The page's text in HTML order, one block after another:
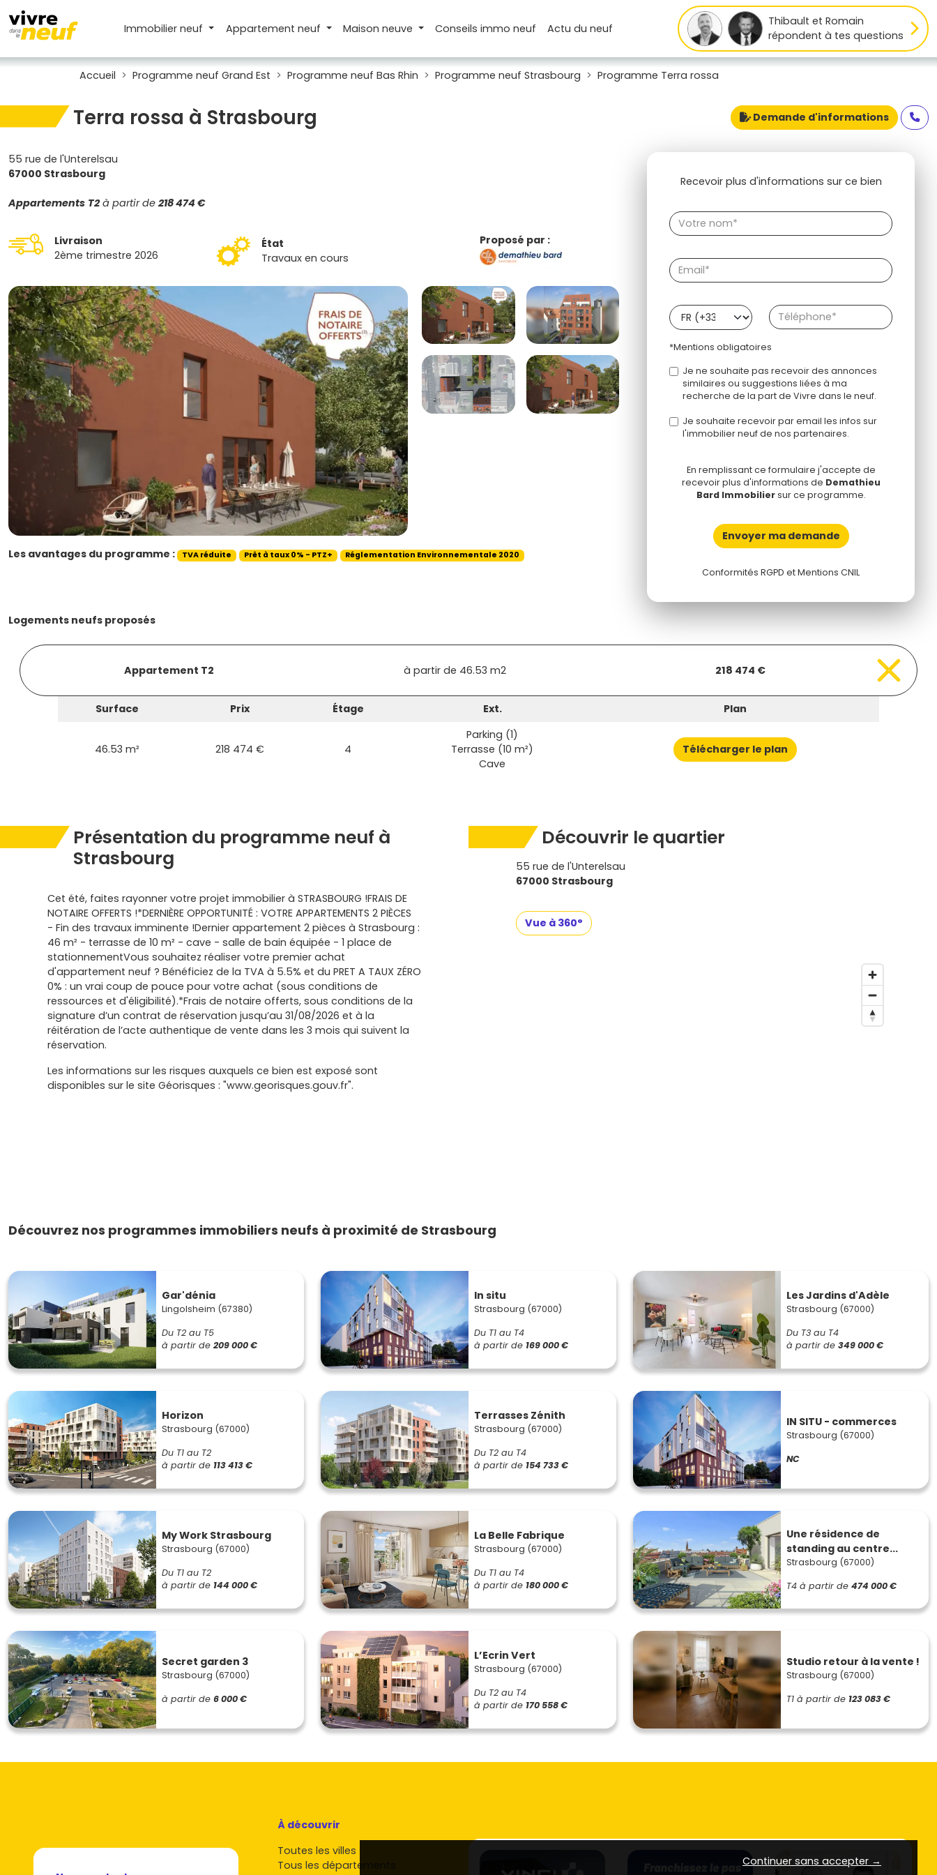
Immobilier neuf Appartement neuf Maison neuve Conseilsimmo neuf Actudu neuf
Thibault et Romain
répondent à tes questions
Accueil Programme neuf Grand Est Programme neuf Bas Rhin Programme neuf Strasbourg Programme Terra rossa
Terra rossa à Strasbourg Demande d'informations
55 rue de l'Unterelsau
67000 Strasbourg
Appartements T2 à partir de 218 474 €
Livraison
2ème trimestre 2026
État
Travaux en cours
Proposé par :
Les avantages du programme : TVA réduite Prêt à taux 0% - PTZ+ Réglementation Environnementale 2020
Recevoir plus d'informations sur ce bien
*Mentions obligatoires
Je ne souhaite pas recevoir des annonces
similaires ou suggestions liées à ma
recherche de la part de Vivre dans le neuf.
Je souhaite recevoir par email les infos sur
l'immobilier neuf de nos partenaires.
En remplissant ce formulaire j'accepte de
recevoir plus d'informations de Demathieu
Bard Immobiliersur ce programme.
Envoyer ma demande
Conformités RGPD et Mentions CNIL
Logements neufs proposés
Appartement T2 à partir de 46.53 m2 218 474 €
Surface Prix Étage Ext. Plan
46.53 m² 218 474 € 4
Parking (1)
Terrasse (10 m²)
Cave
Télécharger le plan
Présentation du programme neuf à
Strasbourg
Cet été, faites rayonner votre projet immobilier à STRASBOURG !FRAIS DE
NOTAIRE OFFERTS !*DERNIÈRE OPPORTUNITÉ : VOTRE APPARTEMENTS 2 PIÈCES
- Fin des travaux imminente !Dernier appartement 2 pièces à Strasbourg :
46 m² - terrasse de 10 m² - cave - salle de bain équipée - 1 place de
stationnementVous souhaitez réaliser votre premier achat
d'appartement neuf ? Bénéficiez de la TVA à 5.5% et du PRET A TAUX ZÉRO
0% : un vrai coup de pouce pour votre achat (sous conditions de
ressources et d'éligibilité).*Frais de notaire offerts, sous conditions de la
signature d’un contrat de réservation jusqu’au 31/08/2026 et à la
réitération de l’acte authentique de vente dans les 3 mois qui suivent la
réservation.
Les informations sur les risques auxquels ce bien est exposé sont
disponibles sur le site Géorisques : "www.georisques.gouv.fr".
Découvrir le quartier
55 rue de l'Unterelsau
67000 Strasbourg
Vue à 360°
Découvrez nos programmes immobiliers neufs à proximité de Strasbourg
Gar'dénia
Lingolsheim (67380)
Du T2 au T5
à partir de 209 000 €
In situ
Strasbourg (67000)
Du T1 au T4
à partir de 169 000 €
Les Jardins d'Adèle
Strasbourg (67000)
Du T3 au T4
à partir de 349 000 €
Horizon
Strasbourg (67000)
Du T1 au T2
à partir de 113 413 €
Terrasses Zénith
Strasbourg (67000)
Du T2 au T4
à partir de 154 733 €
IN SITU - commerces
Strasbourg (67000)
NC
My Work Strasbourg
Strasbourg (67000)
Du T1 au T2
à partir de 144 000 €
La Belle Fabrique
Strasbourg (67000)
Du T1 au T4
à partir de 180 000 €
Une résidence de
standing au centre...
Strasbourg (67000)
T4 à partir de 474 000 €
Secret garden 3
Strasbourg (67000)
à partir de 6 000 €
L’Ecrin Vert
Strasbourg (67000)
Du T2 au T4
à partir de 170 558 €
Studio retour à la vente !
Strasbourg (67000)
T1 à partir de 123 083 €
À découvrir
Toutes les villes
Tous les départements
Continuer sans accepter →